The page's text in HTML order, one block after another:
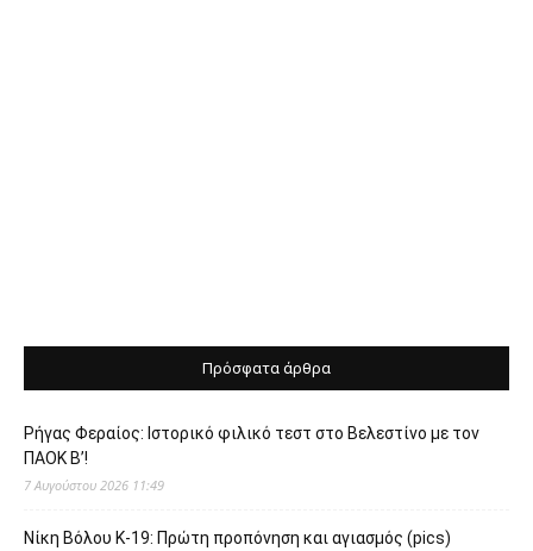
Πρόσφατα άρθρα
Ρήγας Φεραίος: Ιστορικό φιλικό τεστ στο Βελεστίνο με τον
ΠΑΟΚ Β’!
7 Αυγούστου 2026 11:49
Νίκη Βόλου Κ-19: Πρώτη προπόνηση και αγιασμός (pics)